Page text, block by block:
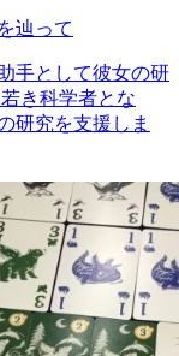
辿って
手として彼女の研
き科学者とな
研究を支援しま